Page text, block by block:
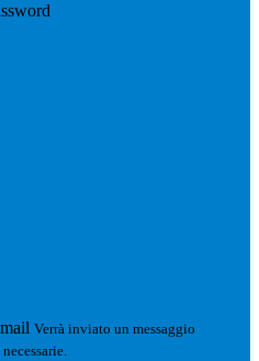
Verrà inviato un messaggio